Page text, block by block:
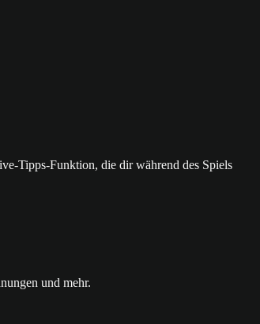
Tipps-Funktion, die dir während des Spiels
und mehr.